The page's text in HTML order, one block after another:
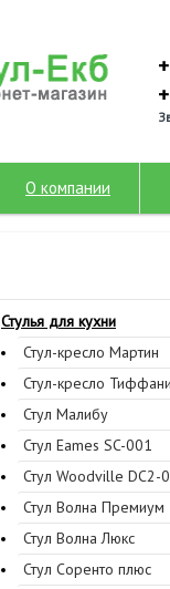
О компании
Стулья для кухни
Стул-кресло Мартин
Стул-кресло Тиффани
Стул Малибу
Стул Eames SC-001
Стул Woodville DC2-
Стул Волна Премиум
Стул Волна Люкс
Стул Соренто плюс